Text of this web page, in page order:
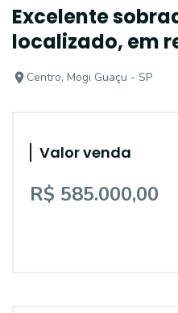
Excelente
localizado, em
Centro, Mogi Guaçu - SP
Valor venda
R$ 585.000,00